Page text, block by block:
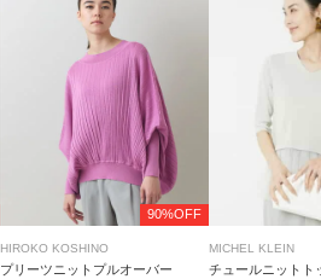
90%OFF
HIROKO KOSHINO
プリーツニットプルオーバー
MICHEL KLEIN
チュールニットト